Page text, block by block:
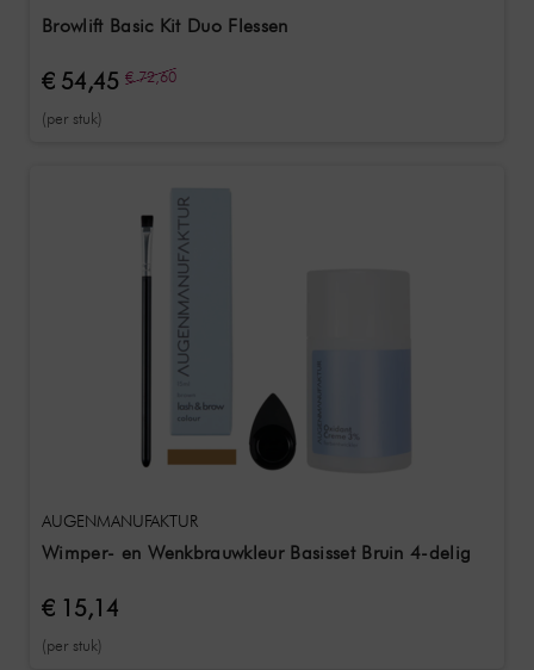
Browlift Basic Kit Duo Flessen
€ 54,45 € 72,60
(per stuk)
AUGENMANUFAKTUR
Wimper- en Wenkbrauwkleur Basisset Bruin 4-delig
€ 15,14
(per stuk)